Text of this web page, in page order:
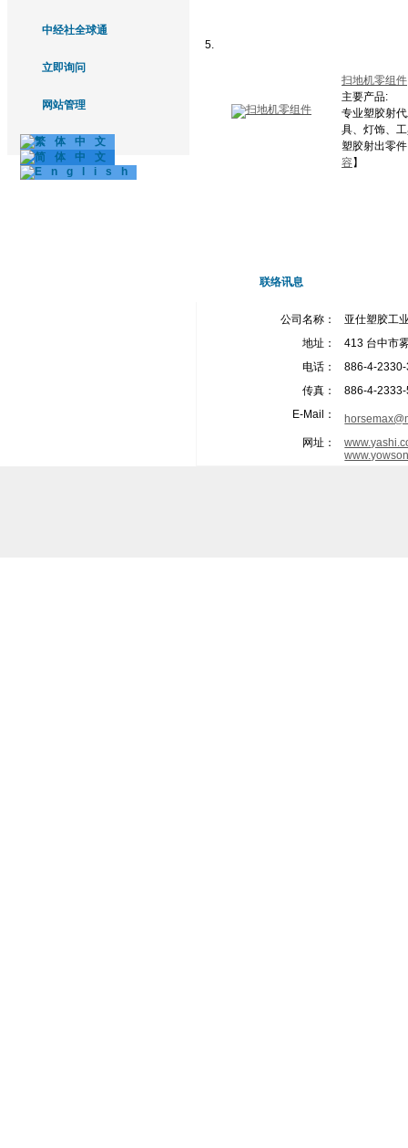
中经社全球通
立即询问
网站管理
5.
扫地机零组件
主要产品:
专业塑胶射
具、灯饰、
塑胶射出零
容】
联络讯息
公司名称：
亚仕塑胶工
地址：
413 台中市
电话：
886-4-
传真：
886-4-
E-Mail：
网址：